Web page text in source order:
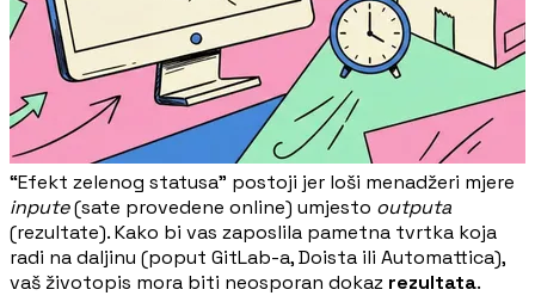
“Efekt zelenog statusa” postoji jer loši menadžeri mjere
inpute(sate provedene online) umjesto outputa
(rezultate). Kako bi vas zaposlila pametna tvrtka koja
radi na daljinu (poput GitLab-a, Doista ili Automattica),
vaš životopis mora biti neosporan dokaz rezultata.